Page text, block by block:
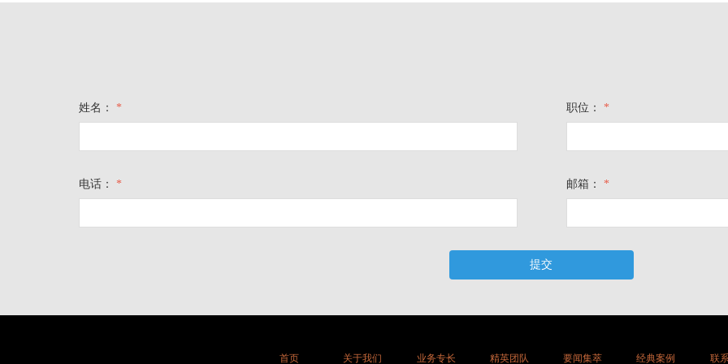
姓名： *
电话： *
职位： *
邮箱： *
提交
首页 关于我们 业务专长 精英团队 要闻集萃 经典案例 联